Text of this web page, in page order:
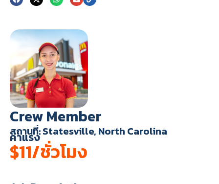
Crew Member
สถานที่: Statesville, North Carolina
ค่าแรง
$11/ชั่วโมง